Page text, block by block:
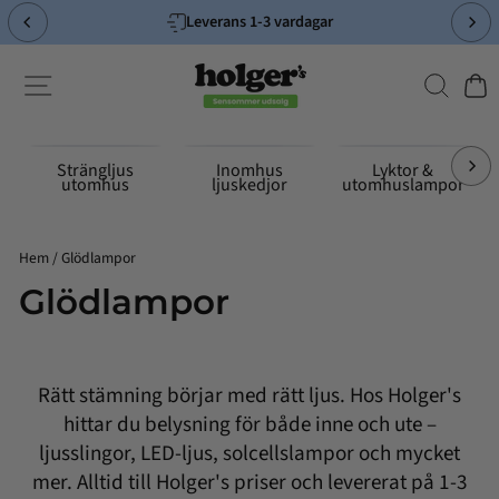
Hoppa
till
Pausa
bildspelet
Leverans 1-3 vardagar
Sidnavigering
Sök
Strängljus
utomhus
Inomhus
ljuskedjor
Lyktor &
utomhuslampor
Hem/Glödlampor
Glödlampor
Rätt stämning börjar med rätt ljus. Hos Holger's
hittar du belysning för både inne och ute –
ljusslingor, LED-ljus, solcellslampor och mycket
mer. Alltid till Holger's priser och levererat på 1-3